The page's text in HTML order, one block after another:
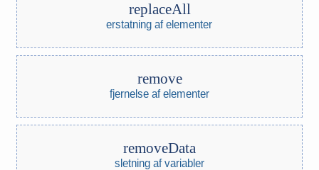
replaceAll
erstatning af elementer
remove
fjernelse af elementer
removeData
sletning af variabler